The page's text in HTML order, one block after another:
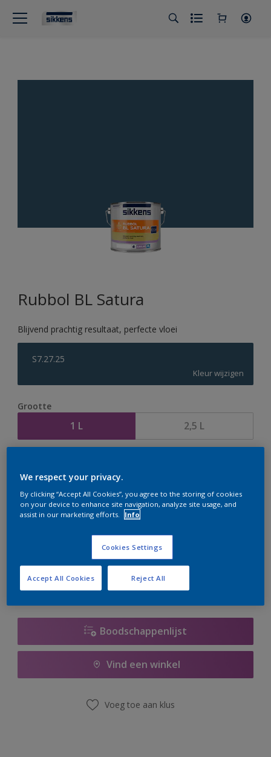
Rubbol BL Satura
Blijvend prachtig resultaat, perfecte vloei
S7.27.25
Kleur wijzigen
Grootte
1 L 2,5 L
er hard aan om de voorraad aan te vullen.
Boodschappenlijst
Vind een winkel
Voeg toe aan klus
We respect your privacy.
By clicking “Accept All Cookies”, you agree to the storing of cookies
on your device to enhance site navigation, analyze site usage, and
assist in our marketing efforts.
Info
Cookies Settings
Reject All
Accept All Cookies